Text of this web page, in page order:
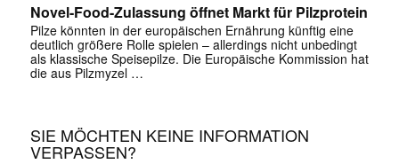
Novel-Food-Zulassung öffnet Markt für Pilzprotein
Pilze könnten in der europäischen Ernährung künftig eine
deutlich größere Rolle spielen – allerdings nicht unbedingt
als klassische Speisepilze. Die Europäische Kommission hat
die aus Pilzmyzel …
SIE MÖCHTEN KEINE INFORMATION
VERPASSEN?